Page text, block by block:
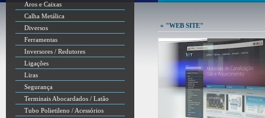
Aros e Caixas
Calha Metálica
Diversos
Ferramentas
Inversores / Redutores
Ligações
Liras
Segurança
Terminais Abocardados / Latão
Tubo Polietileno / Acessórios
» "WEB SITE"